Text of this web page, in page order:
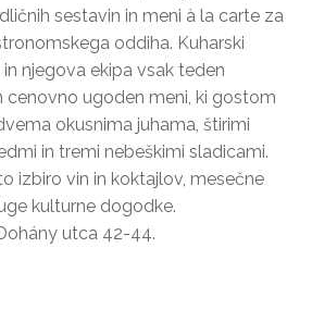
sestavin in meni à la carte za
oddiha. Kuharski
njegova ekipa vsak teden
cenovno ugoden meni, ki gostom
okusnima juhama, štirimi
in tremi nebeškimi sladicami.
izbiro vin in koktajlov, mesečne
kulturne dogodke.
utca 42-44.